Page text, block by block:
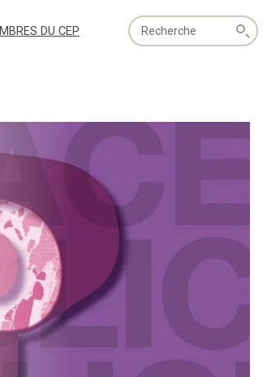
Recherche
globale
DU CEP